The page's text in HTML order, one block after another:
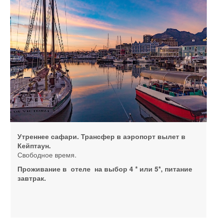
Утреннее сафари. Трансфер в аэропорт вылет в
Кейптаун.
Свободное время.
Проживание в отеле на выбор 4 * или 5*, питание
завтрак.